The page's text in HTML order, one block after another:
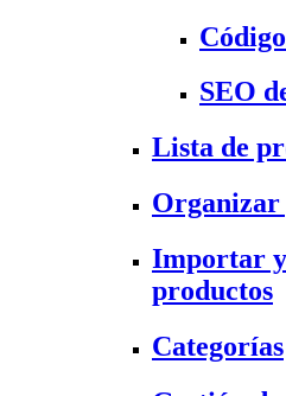
SEO
Lista de
Organizar
Importar
productos
Categorías